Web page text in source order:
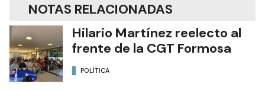
NOTAS RELACIONADAS
Hilario Martínez reelecto al
frente de la CGT Formosa
POLÍTICA